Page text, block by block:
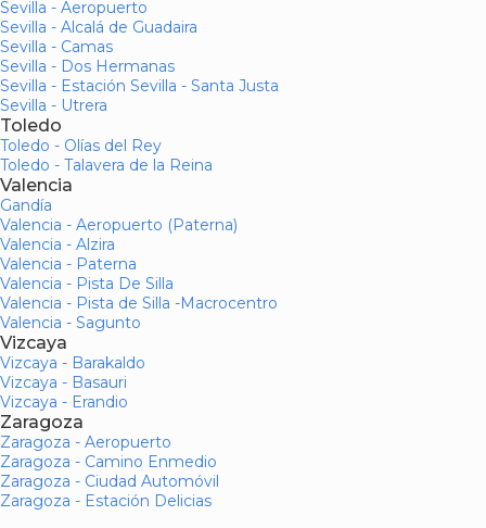
Sevilla - Aeropuerto
Sevilla - Alcalá de Guadaira
Sevilla - Camas
Sevilla - Dos Hermanas
Sevilla - Estación Sevilla - Santa Justa
Sevilla - Utrera
Toledo
Toledo - Olías del Rey
Toledo - Talavera de la Reina
Valencia
Gandía
Valencia - Aeropuerto (Paterna)
Valencia - Alzira
Valencia - Paterna
Valencia - Pista De Silla
Valencia - Pista de Silla -Macrocentro
Valencia - Sagunto
Vizcaya
Vizcaya - Barakaldo
Vizcaya - Basauri
Vizcaya - Erandio
Zaragoza
Zaragoza - Aeropuerto
Zaragoza - Camino Enmedio
Zaragoza - Ciudad Automóvil
Zaragoza - Estación Delicias